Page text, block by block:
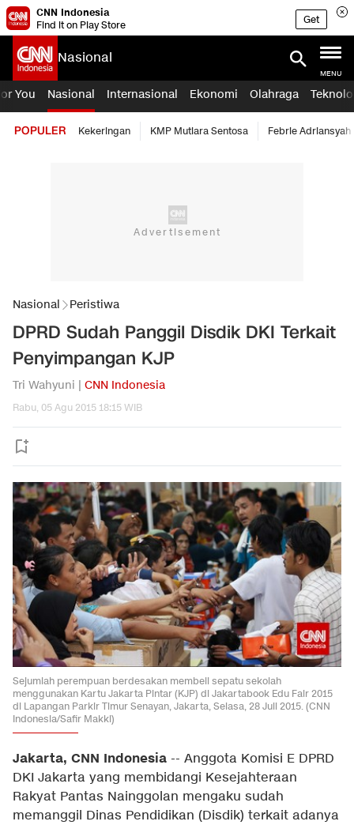
CNN Indonesia
Find it on Play Store
Get
Nasional
MENU
You Nasional Internasional Ekonomi Olahraga
POPULER Kekeringan KMP Mutiara Sentosa Febrie Adriansyah
Nasional Peristiwa
DPRD Sudah Panggil Disdik DKI Terkait
Penyimpangan KJP
Tri Wahyuni | CNN Indonesia
Rabu, 05 Agu 2015 18:15 WIB
Sejumlah perempuan berdesakan membeli sepatu sekolah
menggunakan Kartu Jakarta Pintar (KJP) di Jakartabook Edu Fair 2015
di Lapangan Parkir Timur Senayan, Jakarta, Selasa, 28 Juli 2015. (CNN
Indonesia/Safir Makki)
Jakarta, CNN Indonesia -- Anggota Komisi E DPRD
DKI Jakarta yang membidangi Kesejahteraan
Rakyat Pantas Nainggolan mengaku sudah
memanggil Dinas Pendidikan (Disdik) terkait adanya